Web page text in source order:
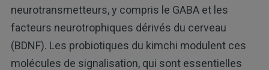
neurotransmetteurs, y compris le GABA et les
facteurs neurotrophiques dérivés du cerveau
(BDNF). Les probiotiques du kimchi modulent ces
molécules de signalisation, qui sont essentielles